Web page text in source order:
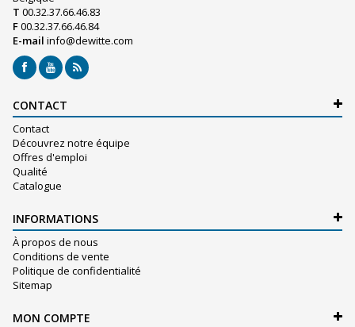
T 00.32.37.66.46.83
F00.32.37.66.46.84
E-mail info@dewitte.com
CONTACT
Contact
Découvrez notre équipe
Offres d'emploi
Qualité
Catalogue
INFORMATIONS
À propos de nous
Conditions de vente
Politique de confidentialité
Sitemap
MON COMPTE